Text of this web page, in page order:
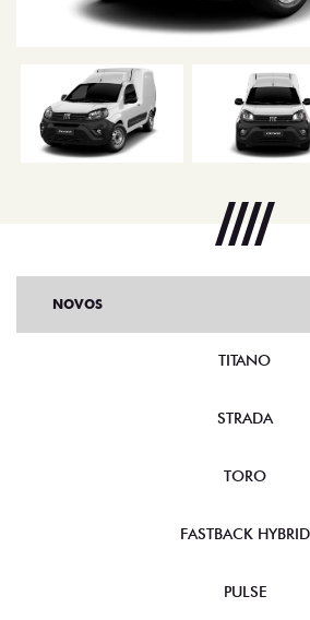
NOVOS
TITANO
STRADA
TORO
FASTBACK HYBRID
PULSE